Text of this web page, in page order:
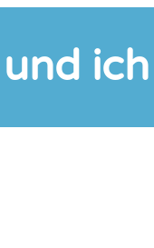
ich